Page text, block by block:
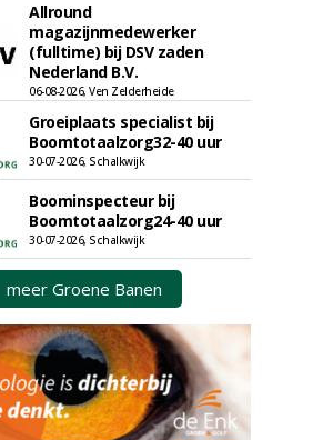
Allround
magazijnmedewerker
(fulltime) bij DSV zaden
Nederland B.V.
06-08-2026, Ven Zelderheide
Groeiplaats specialist bij
Boomtotaalzorg32-40 uur
30-07-2026, Schalkwijk
Boominspecteur bij
Boomtotaalzorg24-40 uur
30-07-2026, Schalkwijk
meer Groene Banen